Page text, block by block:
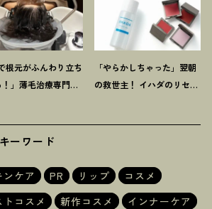
で根元がふんわり立ち
！ 」薄毛治療専門
「やらかしちゃった」翌朝
の救世主 ！ イハダのリセッ
ーワード
ンケア PR リップ
コスメ
トコスメ
新作コスメ
インナーケア